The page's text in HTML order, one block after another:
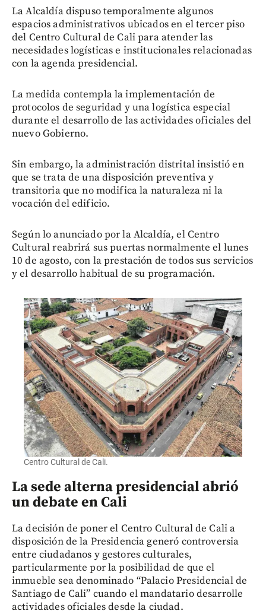
La Alcaldía dispuso temporalmente algunos
espacios administrativos ubicados en el tercer piso
del Centro Cultural de Cali para atender las
necesidades logísticas e institucionales relacionadas
con la agenda presidencial.
La medida contempla la implementación de
protocolos de seguridad y una logística especial
durante el desarrollo de las actividades oficiales del
nuevo Gobierno.
Sin embargo, la administración distrital insistió en
que se trata de una disposición preventiva y
transitoria que no modifica la naturaleza ni la
vocación del edificio.
Según lo anunciado por la Alcaldía, el Centro
Cultural reabrirá sus puertas normalmente el lunes
10 de agosto, con la prestación de todos sus servicios
y el desarrollo habitual de su programación.
Centro Cultural de Cali.
La sede alterna presidencial abrió
un debate en Cali
La decisión de poner el Centro Cultural de Cali a
disposición de la Presidencia generó controversia
entre ciudadanos y gestores culturales,
particularmente por la posibilidad de que el
inmueble sea denominado “Palacio Presidencial de
Santiago de Cali” cuando el mandatario desarrolle
actividades oficiales desde la ciudad.